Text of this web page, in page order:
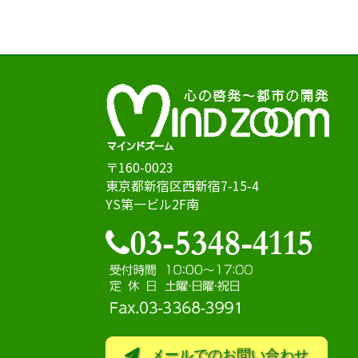
〒160-0023
東京都新宿区西新宿7-15-4
YS第一ビル2F南
メールでのお問い合わせ